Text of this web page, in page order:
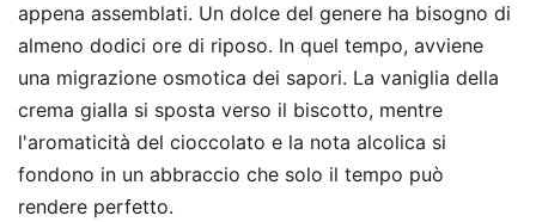
appena assemblati. Un dolce del genere ha bisogno di
almeno dodici ore di riposo. In quel tempo, avviene
una migrazione osmotica dei sapori. La vaniglia della
crema gialla si sposta verso il biscotto, mentre
l'aromaticità del cioccolato e la nota alcolica si
fondono in un abbraccio che solo il tempo può
rendere perfetto.